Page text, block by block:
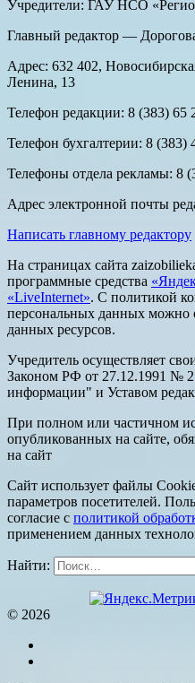
Учредители: ГАУ НСО
Главный редактор —
Адрес: 632 402,
Ленина, 13
Телефон редакции: 8 (383) 65
Телефон бухгалтерии: 8 (383)
Телефоны отдела рекламы: 8
Адрес электронной почты
Написать главному редактору
На страницах сайта
программные средства
«LiveInternet». С политикой
персональных данных можно
данных ресурсов.
Учредитель осуществляет
Законом РФ от 27.12.1991 №
информации" и Уставом
При полном или частичном
опубликованных на сайте,
на сайт
Сайт использует файлы
параметров посетителей.
согласие с политикой
применением данных
Найти:
© 2026